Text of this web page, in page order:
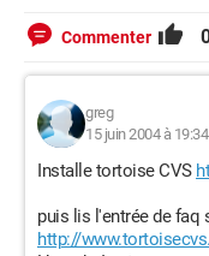
Commenter
greg
15 juin 2004 à 19:34
Installe tortoise CVS
puis lis l'entrée de faq
http://